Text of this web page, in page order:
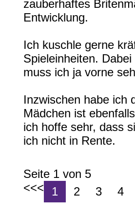
zauberhaftes
Entwicklung.
Ich kuschle gerne
Spieleinheiten.
muss ich ja vorne
Inzwischen habe ich
Mädchen ist
ich hoffe sehr, dass
ich nicht in Rente.
Seite 1 von 5
1
2 3 4